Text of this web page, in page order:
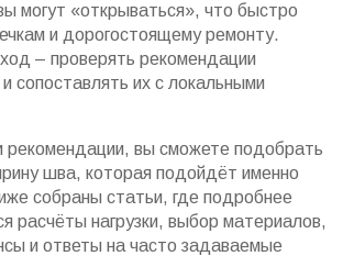
могут «открываться», что быстро
и дорогостоящему ремонту.
– проверять рекомендации
сопоставлять их с локальными
рекомендации, вы сможете подобрать
шва, которая подойдёт именно
собраны статьи, где подробнее
расчёты нагрузки, выбор материалов,
и ответы на часто задаваемые